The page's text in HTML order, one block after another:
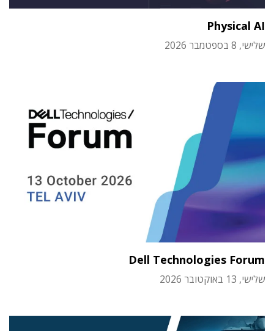
Physical AI
שלישי, 8 בספטמבר 2026
Dell Technologies Forum
שלישי, 13 באוקטובר 2026